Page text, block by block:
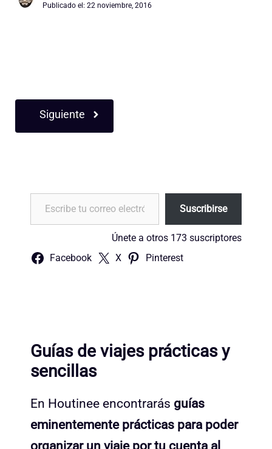
Publicado el: 22 noviembre, 2016
Siguiente
Escribe tu correo electrónico…
Suscribirse
Únete a otros 173 suscriptores
Facebook X Pinterest
Guías de viajes prácticas y
sencillas
En Houtinee encontrarás guías
eminentemente prácticas para poder
organizar un viaje por tu cuenta al